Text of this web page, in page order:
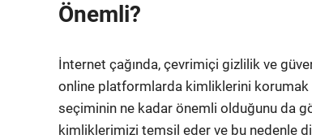
Önemli?
İnternet çağında, çevrimiçi gizlilik ve
online platformlarda kimliklerini korumak
seçiminin ne kadar önemli olduğunu da
kimliklerimizi temsil eder ve bu nedenle